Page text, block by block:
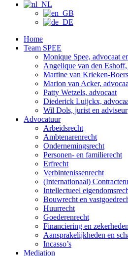
Home
Team SPEE
Monique Spee, advocaat
Angelique van den
Martine van Krieken-
Marion van Acker,
Patty Wetzels, advocaat
Diederick Luijckx,
Wil Dols, jurist en adviseur
Advocatuur
Arbeidsrecht
Ambtenarenrecht
Ondernemingsrecht
Personen- en familierecht
Erfrecht
Verbintenissenrecht
(Internationaal)
Intellectueel
Bouwrecht en
Huurrecht
Goederenrecht
Financiering en zekerheden
Aansprakelijkheden en
Incasso’s
Mediation